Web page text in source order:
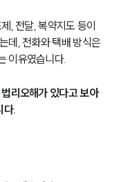
, 전달, 복약지도 등이
데, 전화와 택배 방식은
이유였습니다.
리오해가 있다고 보아
다.